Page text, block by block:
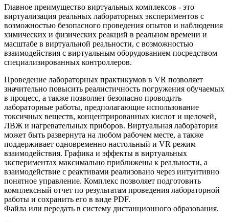
Главное преимущество виртуальных комплексов - это
виртуализация реальных лабораторных экспериментов с
возможностью безопасного проведения опытов и наблюдения
химических и физических реакций в реальном времени и
масштабе в виртуальной реальности, с возможностью
взаимодействия с виртуальным оборудованием посредством
специализированных контроллеров.
Проведение лабораторных практикумов в VR позволяет
значительно повысить реалистичность погружения обучаемых
в процесс, а также позволяет безопасно проводить
лабораторные работы, предполагающие использование
токсичных веществ, концентрированных кислот и щелочей,
ЛВЖ и нагревательных приборов. Виртуальная лаборатория
может быть развернута на любом рабочем месте, а также
поддерживает одновременно настольный и VR режим
взаимодействия. Графика и эффекты в виртуальных
экспериментах максимально приближены к реальности, а
взаимодействие с реактивами реализовано через интуитивно
понятное управление. Комплекс позволяет подготовить
комплексный отчет по результатам проведения лабораторной
работы и сохранить его в виде PDF.
Файла или передать в систему дистанционного образования.